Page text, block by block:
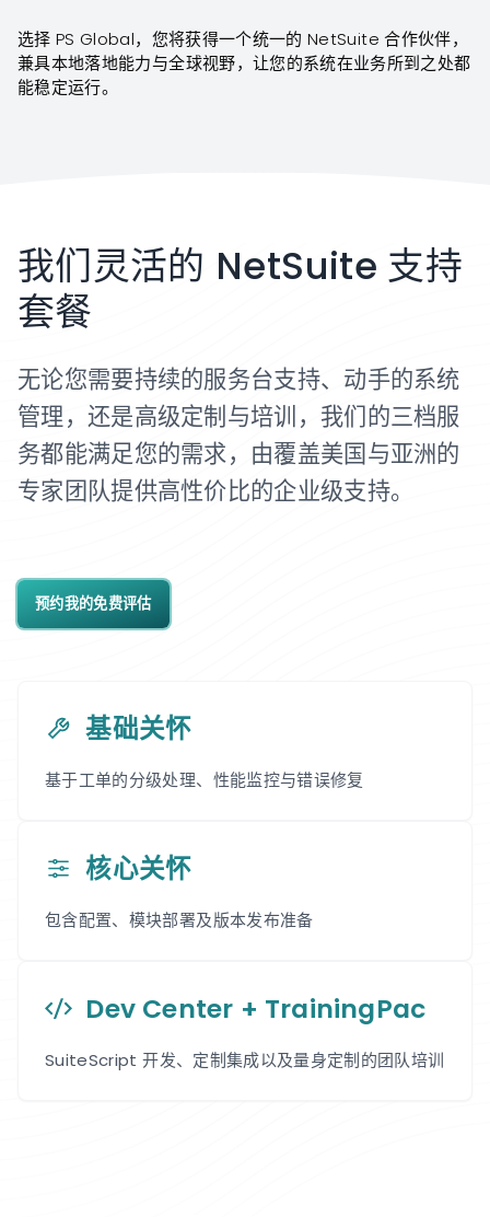
选择 PS Global，您将获得一个统一的 NetSuite 合作伙伴，
兼具本地落地能力与全球视野，让您的系统在业务所到之处都
能稳定运行。
我们灵活的 NetSuite 支持
套餐
无论您需要持续的服务台支持、动手的系统
管理，还是高级定制与培训，我们的三档服
务都能满足您的需求，由覆盖美国与亚洲的
专家团队提供高性价比的企业级支持。
预约我的免费评估
基础关怀
基于工单的分级处理、性能监控与错误修复
核心关怀
包含配置、模块部署及版本发布准备
Dev Center + TrainingPac
SuiteScript 开发、定制集成以及量身定制的团队培训